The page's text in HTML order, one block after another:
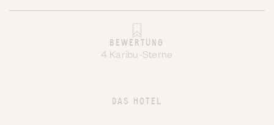
BEWERTUNG
4 Karibu-Sterne
DAS HOTEL